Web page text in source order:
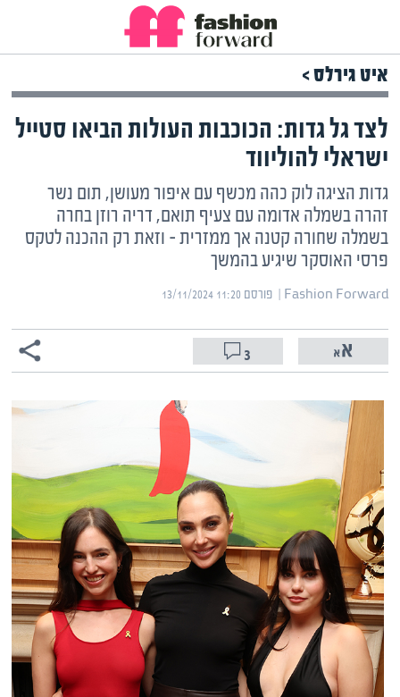
איט גירלס >
לצד גל גדות: הכוכבות העולות הביאו סטייל
ישראלי להוליווד
גדות הציגה לוק כהה מכשף עם איפור מעושן, תום נשר
זהרה בשמלה אדומה עם צעיף תואם, דריה רוזן בחרה
בשמלה שחורה קטנה אך ממזרית – וזאת רק ההכנה לטקס
פרסי האוסקר שיגיע בהמשך
Fashion Forward | ‏ פורסם ‎13/11/2024 11:20
3